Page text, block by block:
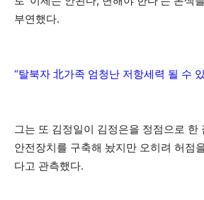
부연했다.
“탈북자 北가족 엄청난 저항세력 될 수
그는 또 김정일이 김정은을 정점으로 한
안전장치를 구축해 놨지만 오히려 허점
다고 관측했다.